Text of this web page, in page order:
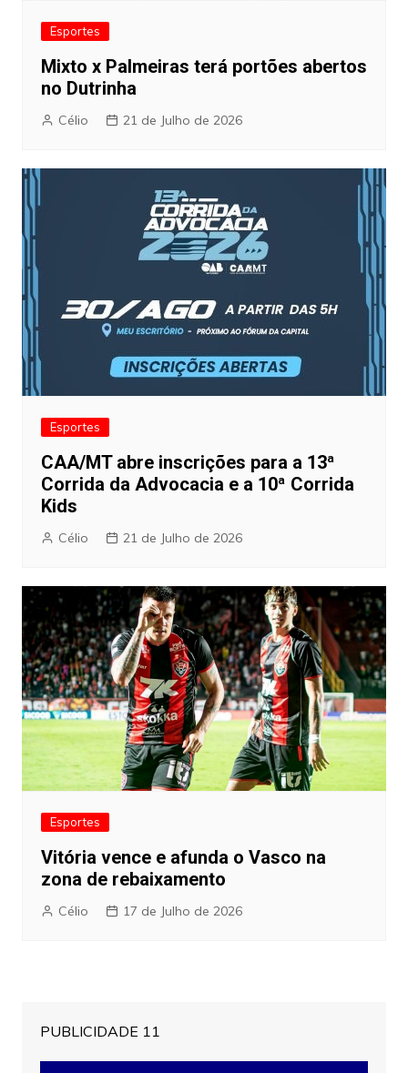
Esportes
Mixto x Palmeiras terá portões abertos
no Dutrinha
Célio 21 de Julho de 2026
Esportes
CAA/MT abre inscrições para a 13ª
Corrida da Advocacia e a 10ª Corrida
Kids
Célio 21 de Julho de 2026
Esportes
Vitória vence e afunda o Vasco na
zona de rebaixamento
Célio 17 de Julho de 2026
PUBLICIDADE 11